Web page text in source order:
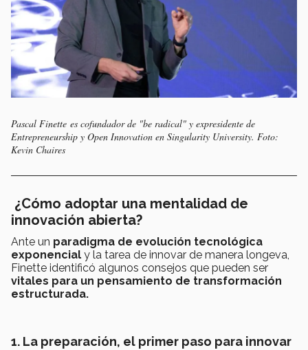
Pascal Finette es cofundador de "be radical" y expresidente de
Entrepreneurship y Open Innovation en Singularity University. Foto:
Kevin Chaires
¿Cómo adoptar una mentalidad de
innovación abierta?
Ante un paradigma de evolución tecnológica
exponencial y la tarea de innovar de manera longeva,
Finette identificó algunos consejos que pueden ser
vitales para un pensamiento de transformación
estructurada.
1. La preparación, el primer paso para innovar